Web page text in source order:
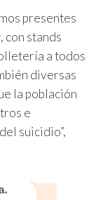
presentes
con stands
a todos
diversas
la población
e
suicidio”,